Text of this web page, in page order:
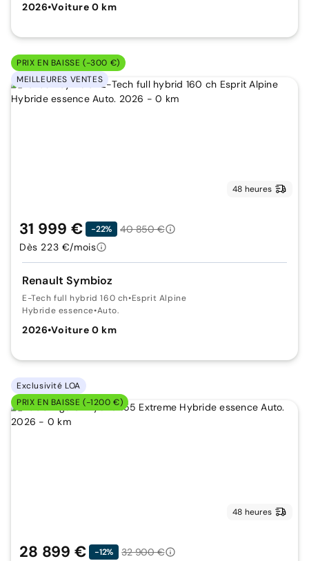
2026•Voiture 0 km
PRIX EN BAISSE (-300 €)
MEILLEURES VENTES
48 heures
Renault Symbioz
E-Tech full hybrid 160 ch•Esprit Alpine
Hybride essence•Auto.
2026•Voiture 0 km
31 999 € -22%
40 850 €
Dès 223 €/mois
Exclusivité LOA
PRIX EN BAISSE (-1200 €)
48 heures
28 899 € -12%
32 900 €